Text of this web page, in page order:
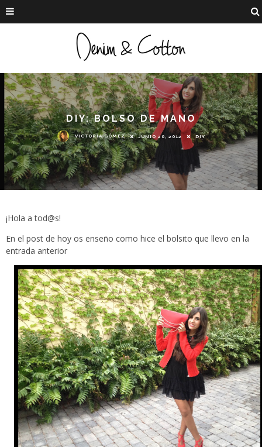
DIY: BOLSO DE MANO
VICTORIA GÓMEZ JUNIO 20, 2012 DIY
¡Hola a tod@s!
En el post de hoy os enseño como hice el bolsito que llevo en la
entrada anterior